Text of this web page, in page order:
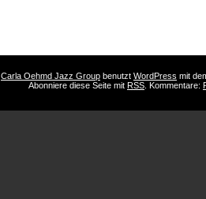
Carla Oehmd Jazz Group benutzt WordPress mit
Abonniere diese Seite mit RSS . Kommentare: